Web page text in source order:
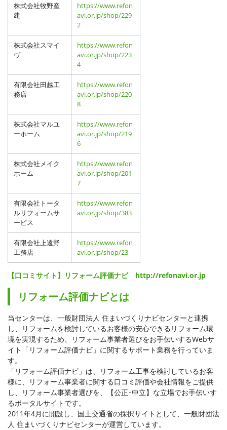
株式会社牧野産
建
https://www.refon
avi.or.jp/shop/229
2
株式会社スマイ
ヴ
https://www.refon
avi.or.jp/shop/223
4
有限会社田越工
務店
https://www.refon
avi.or.jp/shop/220
8
株式会社マルユ
ーホーム
https://www.refon
avi.or.jp/shop/219
6
株式会社メイク
ホーム
https://www.refon
avi.or.jp/shop/201
7
有限会社トータ
ルリフォームサ
ービス
https://www.refon
avi.or.jp/shop/383
有限会社上遠野
工務店
https://www.refon
avi.or.jp/shop/23
【口コミサイト】リフォーム評価ナビ http://refonavi.or.jp
リフォーム評価ナビとは
当センターは、一般財団法人 住まいづくりナビセンターと連携
し、リフォームを検討しているお客様の安心できるリフォーム環
境を実現するため、リフォーム事業者選びをお手伝いするWebサ
イト「リフォーム評価ナビ」に関するサポート業務を行っていま
す。
「リフォーム評価ナビ」は、リフォーム工事を検討しているお客
様に、リフォーム事業者に関する口コミ評価や会社情報をご提供
し、リフォーム事業者選びを、【公正･中立】な立場でお手伝いす
るポータルサイトです。
2011年4月に開設し、国土交通省の採択サイトとして、一般財団法
人 住まいづくりナビセンターが運営しています。